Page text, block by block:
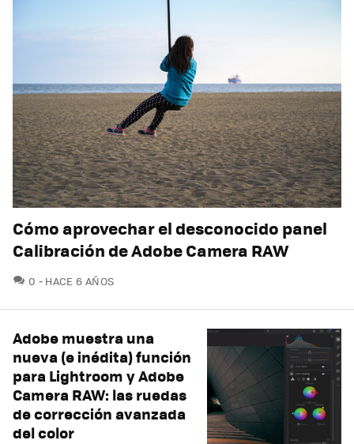
Cómo aprovechar el desconocido panel
Calibración de Adobe Camera RAW
0 COMENTARIOS
HACE 6 AÑOS
Adobe muestra una
nueva (e inédita) función
para Lightroom y Adobe
Camera RAW: las ruedas
de corrección avanzada
del color